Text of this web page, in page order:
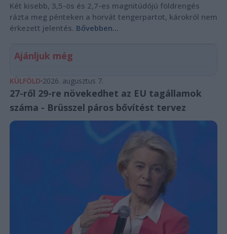
Két kisebb, 3,5-ös és 2,7-es magnitúdójú földrengés
rázta meg pénteken a horvát tengerpartot, károkról nem
érkezett jelentés. Bővebben...
Ajánljuk még
KÜLFÖLD 2026. augusztus 7.
27-ről 29-re növekedhet az EU tagállamok
száma - Brüsszel páros bővítést tervez